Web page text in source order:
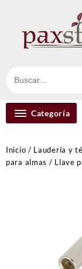
contenido
Categoría
Inicio / Laudería y
para almas / Llave